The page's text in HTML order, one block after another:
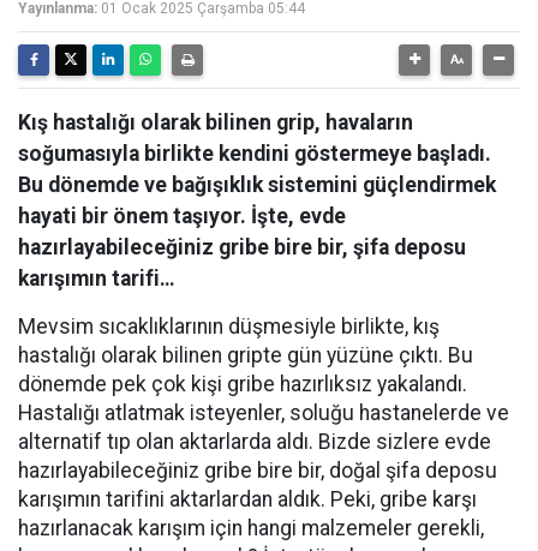
Yayınlanma: 01 Ocak 2025 Çarşamba 05:44
Kış hastalığı olarak bilinen grip, havaların
soğumasıyla birlikte kendini göstermeye başladı.
Bu dönemde ve bağışıklık sistemini güçlendirmek
hayati bir önem taşıyor. İşte, evde
hazırlayabileceğiniz gribe bire bir, şifa deposu
karışımın tarifi…
Mevsim sıcaklıklarının düşmesiyle birlikte, kış
hastalığı olarak bilinen gripte gün yüzüne çıktı. Bu
dönemde pek çok kişi gribe hazırlıksız yakalandı.
Hastalığı atlatmak isteyenler, soluğu hastanelerde ve
alternatif tıp olan aktarlarda aldı. Bizde sizlere evde
hazırlayabileceğiniz gribe bire bir, doğal şifa deposu
karışımın tarifini aktarlardan aldık. Peki, gribe karşı
hazırlanacak karışım için hangi malzemeler gerekli,